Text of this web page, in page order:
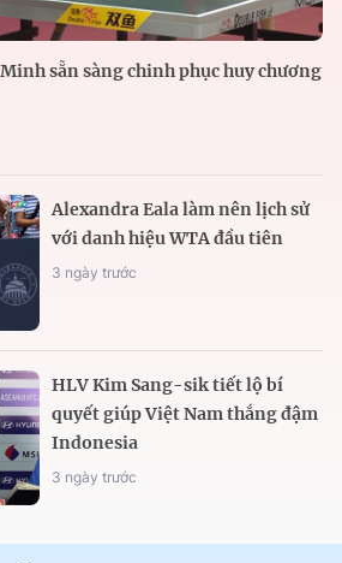
sẵn sàng chinh phục huy chương
Alexandra Eala làm nên lịch sử
với danh hiệu WTA đầu tiên
3 ngày trước
HLV Kim Sang-sik tiết lộ bí
quyết giúp Việt Nam thắng đậm
Indonesia
3 ngày trước